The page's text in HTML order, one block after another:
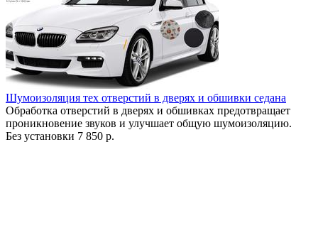
Шумоизоляция тех отверстий в дверях и обшивки седана
Обработка отверстий в дверях и обшивках предотвращает
проникновение звуков и улучшает общую шумоизоляцию.
Без установки 7 850 р.